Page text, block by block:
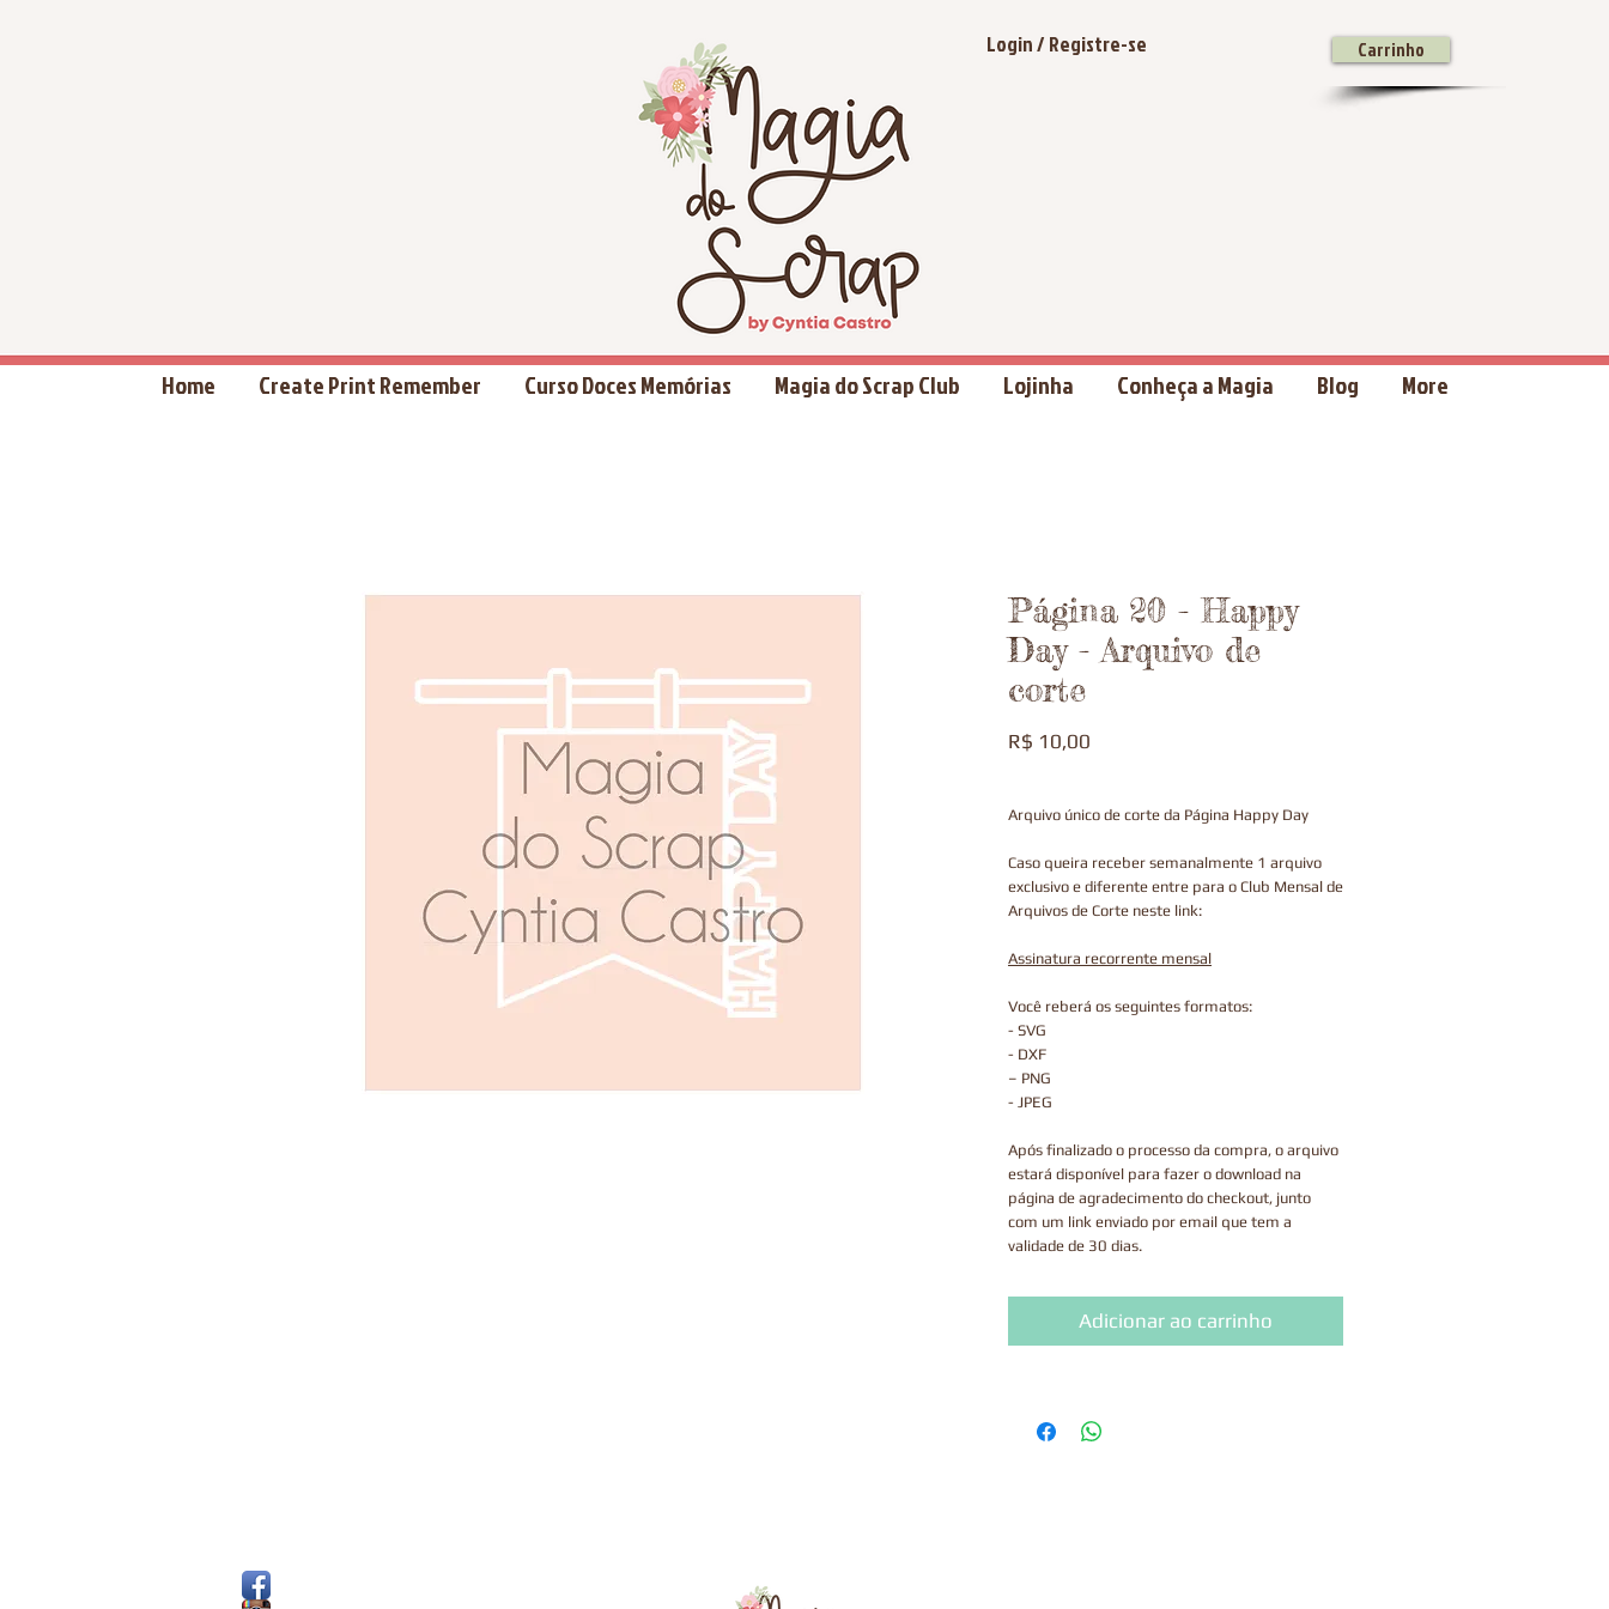
Home Create Print Remember Curso Doces Memórias Magia do Scrap Club Lojinha Conheça a Magia Blog More
Login / Registre-se Carrinho
Página 20 - Happy
Day - Arquivo de
corte
R$ 10,00
Arquivo único de corte da Página Happy Day
Caso queira receber semanalmente 1 arquivo
exclusivo e diferente entre para o Club Mensal de
Arquivos de Corte neste link:
Assinatura recorrente mensal
Você reberá os seguintes formatos:
- SVG
- DXF
– PNG
- JPEG
Após finalizado o processo da compra, o arquivo
estará disponível para fazer o download na
página de agradecimento do checkout, junto
com um link enviado por email que tem a
validade de 30 dias.
Este produto é digital, portanto, não enviamos
via correios.Adicionar ao carrinho